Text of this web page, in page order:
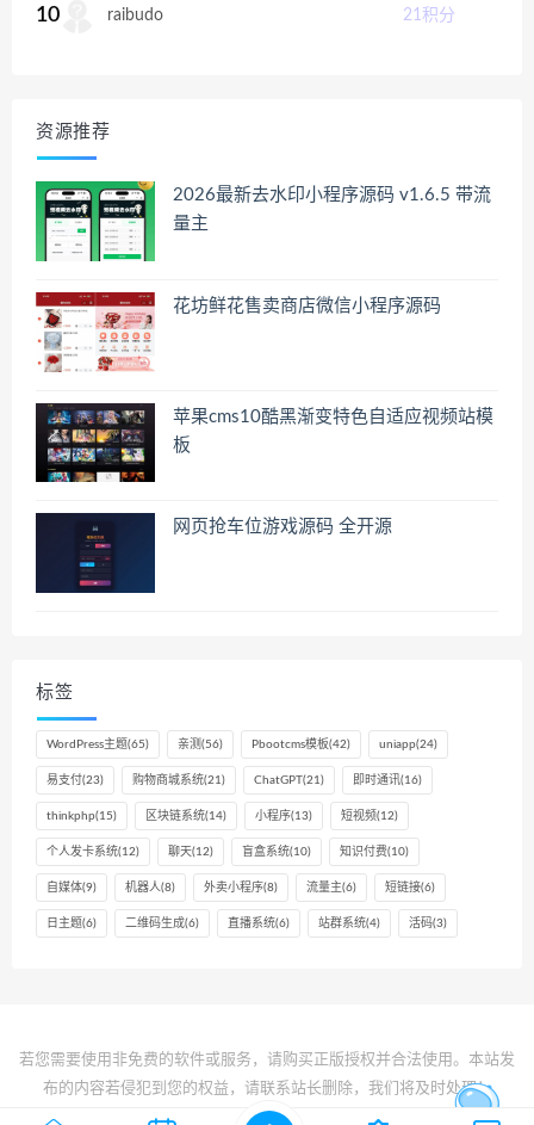
10 raibudo 21积分
资源推荐
2026最新去水印小程序源码 v1.6.5 带流
量主
花坊鲜花售卖商店微信小程序源码
苹果cms10酷黑渐变特色自适应视频站模
板
网页抢车位游戏源码 全开源
标签
WordPress主题(65) 亲测 (56) Pbootcms模板(42) uniapp(24)
易支付(23) 购物商城系统(21) ChatGPT(21) 即时通讯(16)
thinkphp(15) 区块链系统(14) 小程序(13) 短视频(12)
个人发卡系统(12) 聊天(12) 盲盒系统(10) 知识付费(10)
自媒体(9) 机器人(8) 外卖小程序(8) 流量主(6) 短链接(6)
日主题(6) 二维码生成(6) 直播系统(6) 站群系统(4) 活码(3)
若您需要使用非免费的软件或服务，请购买正版授权并合法使用。本站发
布的内容若侵犯到您的权益，请联系站长删除，我们将及时处理！
© 2021 懒人源码 - www.5lanren.com & Theme. All rights reserved鲁ICP